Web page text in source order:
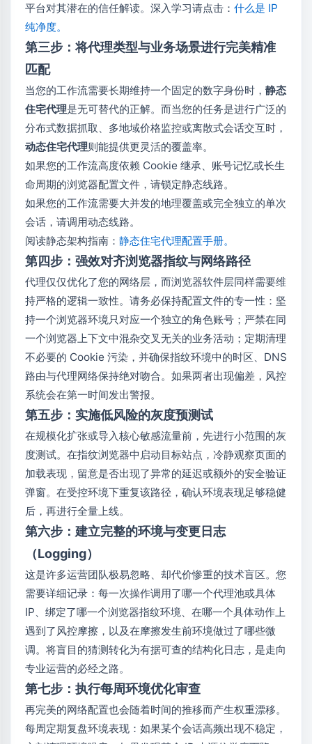
平台对其潜在的信任解读。深入学习请点击： 什么是 IP
纯净度。
第三步：将代理类型与业务场景进行完美精准
匹配
当您的工作流需要长期维持一个固定的数字身份时， 静态
住宅代理是无可替代的正解。而当您的任务是进行广泛的
分布式数据抓取、多地域价格监控或离散式会话交互时，
动态住宅代理则能提供更灵活的覆盖率。
如果您的工作流高度依赖 Cookie 继承、账号记忆或长生
命周期的浏览器配置文件，请锁定静态线路。
如果您的工作流需要大并发的地理覆盖或完全独立的单次
会话，请调用动态线路。
阅读静态架构指南： 静态住宅代理配置手册。
第四步：强效对齐浏览器指纹与网络路径
代理仅仅优化了您的网络层，而浏览器软件层同样需要维
持严格的逻辑一致性。请务必保持配置文件的专一性：坚
持一个浏览器环境只对应一个独立的角色账号；严禁在同
一个浏览器上下文中混杂交叉无关的业务活动；定期清理
不必要的 Cookie 污染，并确保指纹环境中的时区、DNS
路由与代理网络保持绝对吻合。如果两者出现偏差，风控
系统会在第一时间发出警报。
第五步：实施低风险的灰度预测试
在规模化扩张或导入核心敏感流量前，先进行小范围的灰
度测试。在指纹浏览器中启动目标站点，冷静观察页面的
加载表现，留意是否出现了异常的延迟或额外的安全验证
弹窗。在受控环境下重复该路径，确认环境表现足够稳健
后，再进行全量上线。
第六步：建立完整的环境与变更日志
（Logging）
这是许多运营团队极易忽略、却代价惨重的技术盲区。您
需要详细记录：每一次操作调用了哪一个代理池或具体
IP、绑定了哪一个浏览器指纹环境、在哪一个具体动作上
遇到了风控摩擦，以及在摩擦发生前环境做过了哪些微
调。将盲目的猜测转化为有据可查的结构化日志，是走向
专业运营的必经之路。
第七步：执行每周环境优化审查
再完美的网络配置也会随着时间的推移而产生权重漂移。
每周定期复盘环境表现：如果某个会话高频出现不稳定，